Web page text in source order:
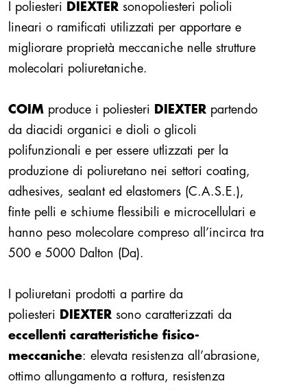
I poliesteri DIEXTER sonopoliesteri polioli
lineari o ramificati utilizzati per apportare e
migliorare proprietà meccaniche nelle strutture
molecolari poliuretaniche.
COIM produce i poliesteri DIEXTER partendo
da diacidi organici e dioli o glicoli
polifunzionali e per essere utlizzati per la
produzione di poliuretano nei settori coating,
adhesives, sealant ed elastomers (C.A.S.E.),
finte pelli e schiume flessibili e microcellulari e
hanno peso molecolare compreso all’incirca tra
500 e 5000 Dalton (Da).
I poliuretani prodotti a partire da
poliesteri
DIEXTER sono caratterizzati da
eccellenti caratteristiche fisico-
meccaniche: elevata resistenza all’abrasione,
ottimo allungamento a rottura, resistenza